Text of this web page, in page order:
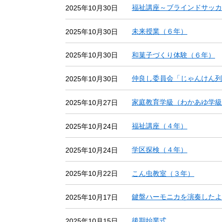
2025年10月30日 福祉講座～ブラインドサッカ
2025年10月30日 未来授業（６年）
2025年10月30日 和菓子づくり体験（６年）
2025年10月30日 仲良し委員会「じゃんけん列
2025年10月27日 家庭教育学級（わかあゆ学級
2025年10月24日 福祉講座（４年）
2025年10月24日 学区探検（４年）
2025年10月22日 こん虫教室（３年）
2025年10月17日 鍵盤ハーモニカを演奏したよ